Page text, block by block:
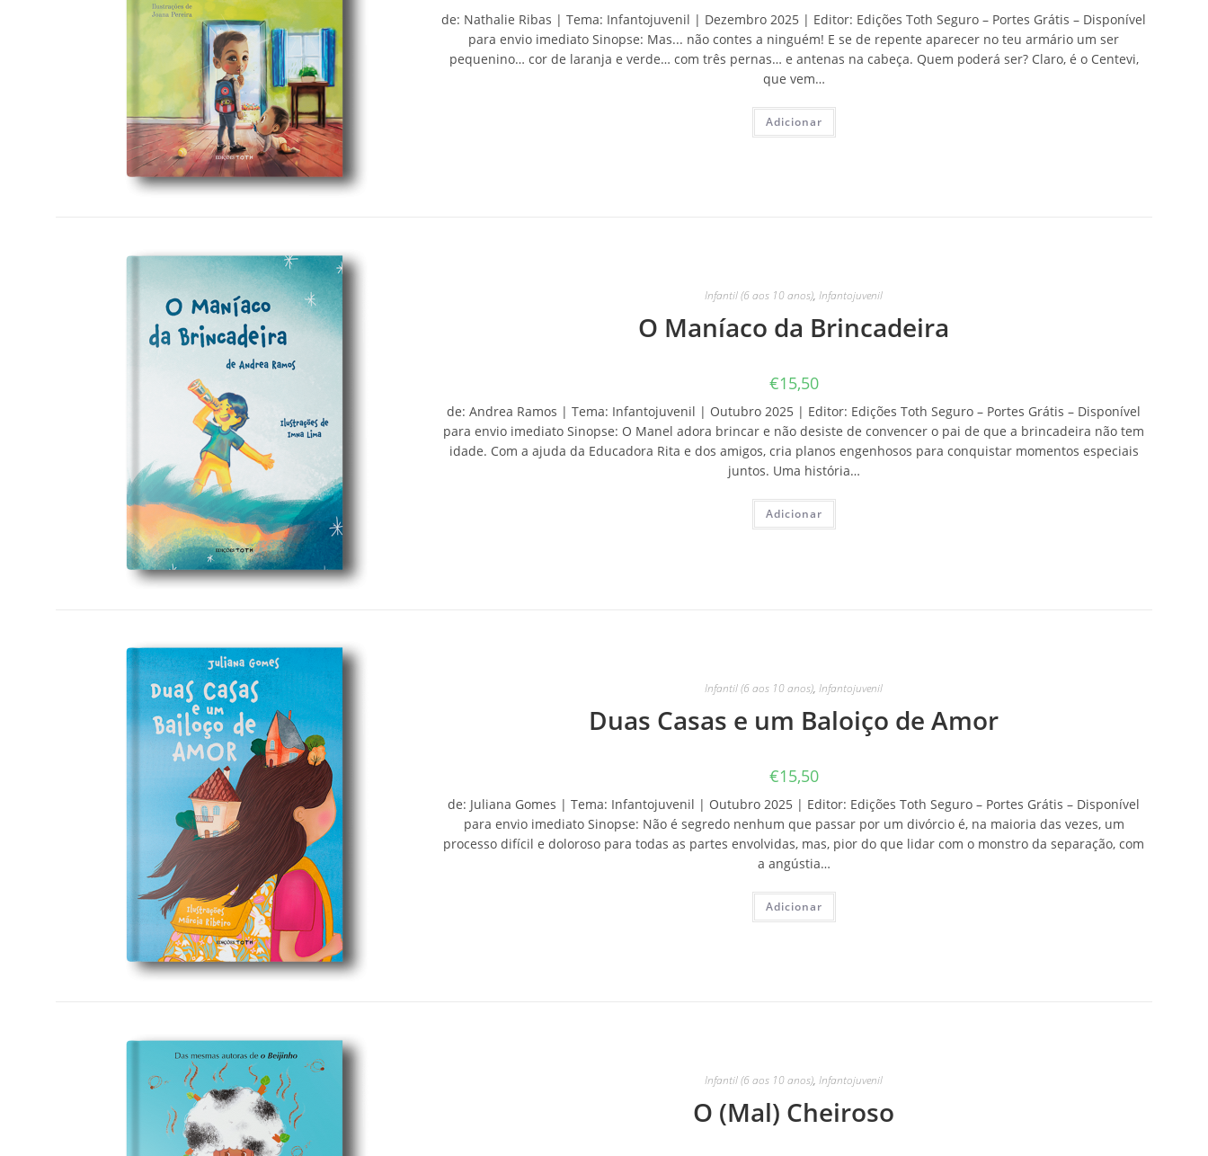
de: Nathalie Ribas | Tema: Infantojuvenil | Dezembro 2025 | Editor: Edições Toth Seguro – Portes Grátis – Disponível
para envio imediato Sinopse: Mas... não contes a ninguém! E se de repente aparecer no teu armário um ser
pequenino… cor de laranja e verde… com três pernas… e antenas na cabeça. Quem poderá ser? Claro, é o Centevi,
que vem…
Adicionar
Infantil (6 aos 10 anos),Infantojuvenil
O Maníaco da Brincadeira
€15,50
de: Andrea Ramos | Tema: Infantojuvenil | Outubro 2025 | Editor: Edições Toth Seguro – Portes Grátis – Disponível
para envio imediato Sinopse: O Manel adora brincar e não desiste de convencer o pai de que a brincadeira não tem
idade. Com a ajuda da Educadora Rita e dos amigos, cria planos engenhosos para conquistar momentos especiais
juntos. Uma história…
Adicionar
Infantil (6 aos 10 anos),Infantojuvenil
Duas Casas e um Baloiço de Amor
€15,50
de: Juliana Gomes | Tema: Infantojuvenil | Outubro 2025 | Editor: Edições Toth Seguro – Portes Grátis – Disponível
para envio imediato Sinopse: Não é segredo nenhum que passar por um divórcio é, na maioria das vezes, um
processo difícil e doloroso para todas as partes envolvidas, mas, pior do que lidar com o monstro da separação, com
a angústia…
Adicionar
Infantil (6 aos 10 anos),Infantojuvenil
O (Mal) Cheiroso